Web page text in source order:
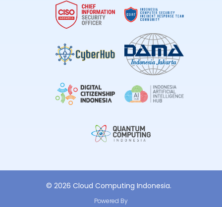
© 2026 Cloud Computing Indonesia.
Powered By